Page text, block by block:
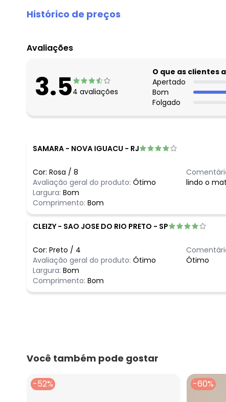
Histórico de preços
agosto/2026
maio/2026
abril/2026
fevereiro/2026
Avaliações
3.54 avaliações
O que as clientes
Apertado
Bom
Folgado
SAMARA - NOVA IGUACU - RJ
Cor: Rosa / 8
Avaliação geral do produto: Ótimo
Largura: Bom
Comprimento: Bom
lindo o
CLEIZY - SAO JOSE DO RIO PRETO - SP
Cor: Preto / 4
Avaliação geral do produto: Ótimo
Largura: Bom
Comprimento: Bom
Ótimo
Você também pode gostar
-52% -60%